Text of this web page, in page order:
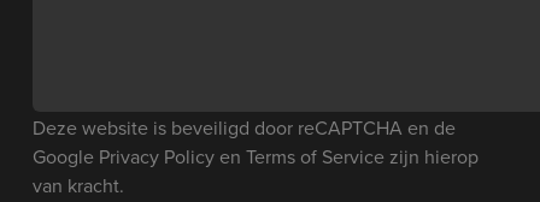
Deze website is beveiligd door reCAPTCHA en de
Google Privacy Policy en Terms of Service zijn hierop
van kracht.